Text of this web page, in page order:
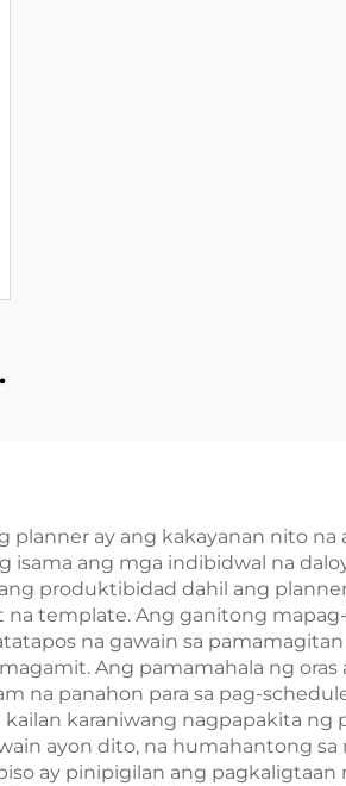
ay ang kakayanan nito
ang mga indibidwal na
produktibidad dahil ang
template. Ang ganitong
na gawain sa
Ang pamamahala ng
na panahon para sa pag-
karaniwang nagpapakita ng
ayon dito, na humahantong sa
ay pinipigilan ang